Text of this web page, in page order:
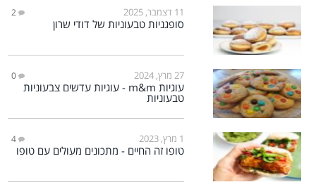
11 דצמבר, 2025 2
סופגניות טבעוניות של דודי שרון
27 מרץ, 2024 0
עוגיות m&m - עוגיות עדשים צבעוניות
טבעוניות
1 מרץ, 2023 4
טופו זה החיים - מתכונים מעולים עם טופו